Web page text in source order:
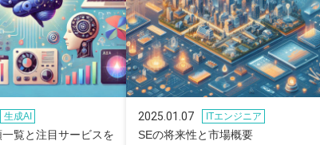
生成AI
覧と注目サービスを
2025.01.07 ITエンジニア
SEの将来性と市場概要